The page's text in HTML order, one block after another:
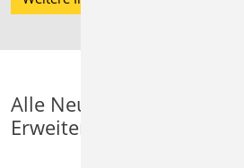
Alle Neuerungen und
Erweiterungen im Detail ...